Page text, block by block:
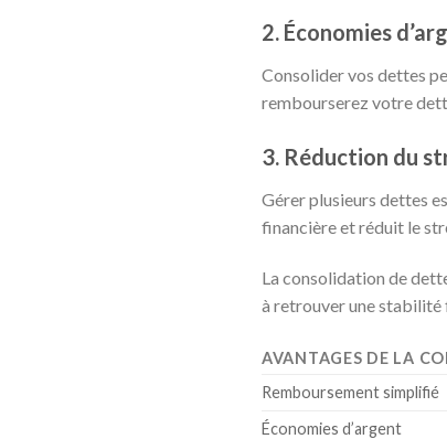
2. Économies
Consolider vos dettes
rembourserez votre
3. Réduction du
Gérer plusieurs dettes
financière et réduit le
La consolidation de
à retrouver une stabilité
AVANTAGES DE LA
Remboursement simplifié
Économies d’argent